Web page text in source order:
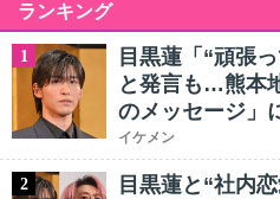
ランキング
1
目黒蓮「“頑張
と発言も…熊本
のメッセージ」
イケメン
2
目黒蓮と“社内